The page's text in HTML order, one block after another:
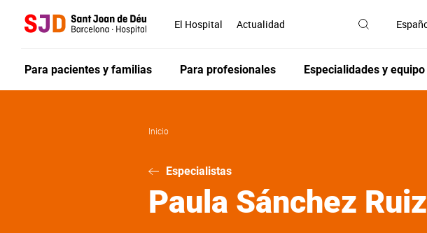
El Hospital Actualidad
Para pacientes y familias Para profesionales Especialidades y equipo
Inicio
Especialistas
Paula Sánchez Ruiz